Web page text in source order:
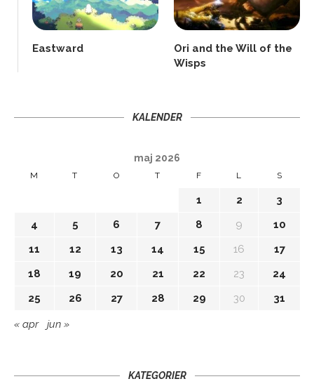
Eastward
Ori and the Will of the
Wisps
KALENDER
maj 2026
M T O T F L S
1 2
3
4
5 6 7 8 9
10
11
12 13 14 15 16
17
18
19 20 21 22 23
24
25
26 27 28 29 30 31
« apr jun »
KATEGORIER